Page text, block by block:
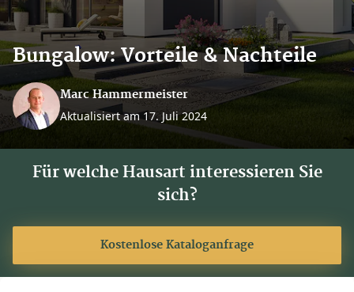
Bungalow: Vorteile & Nachteile
Marc Hammermeister
Aktualisiert am 17. Juli 2024
Für welche Hausart interessieren Sie
sich?
Kostenlose Kataloganfrage